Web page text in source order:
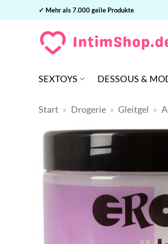
Inhalt
✓ Mehr als 7.000 geile Produkte
SEXTOYS DESSOUS &
Start » Drogerie » Gleitgel »